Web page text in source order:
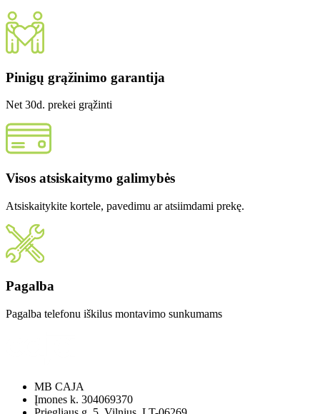
Pinigų grąžinimo garantija
Net 30d. prekei grąžinti
Visos atsiskaitymo galimybės
Atsiskaitykite kortele, pavedimu ar atsiimdami prekę.
Pagalba
Pagalba telefonu iškilus montavimo sunkumams
MB CAJA
Įmones k. 304069370